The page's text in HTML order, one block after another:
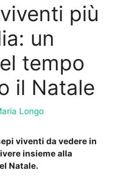
più
un
tempo
il Natale
Longo
viventi da vedere in
insieme alla
Natale.